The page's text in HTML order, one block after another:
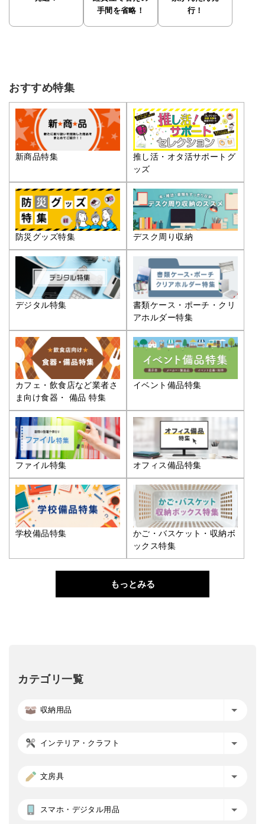
手間を省略！
行！
おすすめ特集
新商品特集
推し活・オタ活サポートグ
ッズ
防災グッズ特集 デスク周り収納
デジタル特集
書類ケース・ポーチ・クリ
アホルダー特集
カフェ・飲食店など業者さ
ま向け食器・ 備品 特集
イベント備品特集
ファイル特集 オフィス備品特集
学校備品特集
かご・バスケット・収納ボ
ックス特集
もっとみる
カテゴリ一覧
収納用品
インテリア・クラフト
文房具
スマホ・デジタル用品